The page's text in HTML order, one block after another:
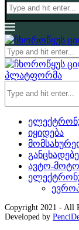
იყიდება
ავტო-მოტო
Copyright 2021 - All
Developed by